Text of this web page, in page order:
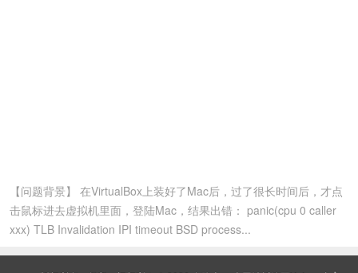
【问题背景】 在VirtualBox上装好了Mac后，过了很长时间后，才点
击鼠标进去虚拟机里面，登陆Mac，结果出错： panic(cpu 0 caller
xxx) TLB Invalidation IPI timeout BSD process...